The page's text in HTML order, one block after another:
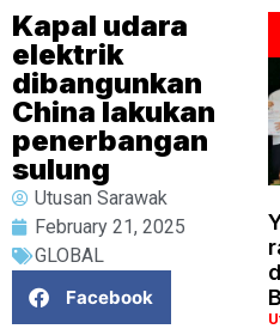
Kapal udara
elektrik
dibangunkan
China lakukan
penerbangan
sulung
Utusan Sarawak
February 21, 2025
GLOBAL
Facebook